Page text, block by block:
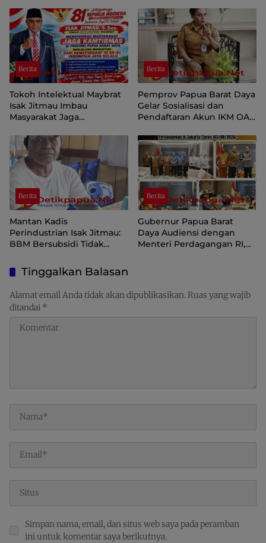
Papua Pegunungan
Berita
Tokoh Intelektual Maybrat
Isak Jitmau Imbau
Masyarakat Jaga
81 Kemerdekaan RI
Berita
Pemprov Papua Barat Daya
Gelar Sosialisasi dan
Pendaftaran Akun IKM OAP
Berita
Mantan Kadis
Perindustrian Isak Jitmau:
BBM Bersubsidi Tidak
Distribusi Perlu Diperkuat
Berita
Gubernur Papua Barat
Daya Audiensi dengan
Menteri Perdagangan RI,
Indonesia
Tinggalkan Balasan
Alamat email Anda tidak akan dipublikasikan. Ruas yang wajib
ditandai *
Simpan nama, email, dan situs web saya pada peramban
ini untuk komentar saya berikutnya.